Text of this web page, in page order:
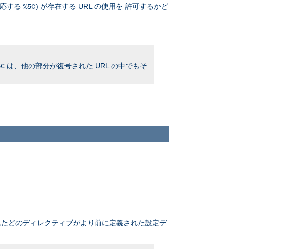
する %5C) が存在する URL の使用を 許可するかど
は、他の部分が復号された URL の中でもそ
どのディレクティブがより前に定義された設定デ